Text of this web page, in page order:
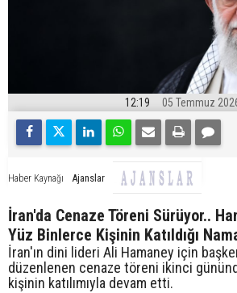
12:19 05 Temmuz
Haber Kaynağı Ajanslar
İran'da Cenaze Töreni Sürüyor..
Yüz Binlerce Kişinin Katıldığı
İran'ın dini lideri Ali Hamaney için
düzenlenen cenaze töreni ikinci
kişinin katılımıyla devam etti.